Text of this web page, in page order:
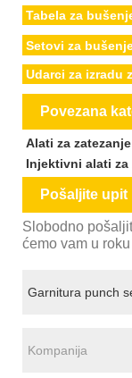
Tabela za
Setovi za
Udarci za izradu
Povezana
Alati za zatezanje
Injektivni alati za
Pošaljite upit
Slobodno
ćemo vam u